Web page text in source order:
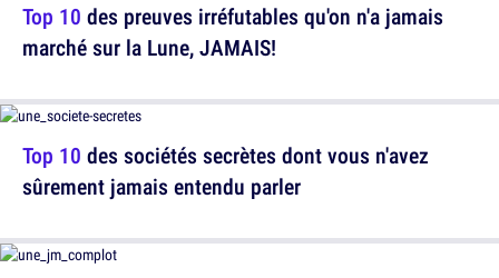
Top 10 des preuves irréfutables qu'on n'a jamais
marché sur la Lune, JAMAIS!
Top 10 des sociétés secrètes dont vous n'avez
sûrement jamais entendu parler